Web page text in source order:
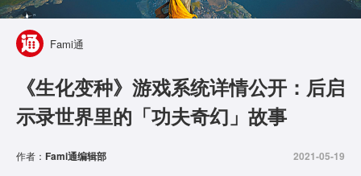
Fami通
《生化变种》游戏系统详情公开：后启
示录世界里的「功夫奇幻」故事
作者： Fami通编辑部 2021-05-19